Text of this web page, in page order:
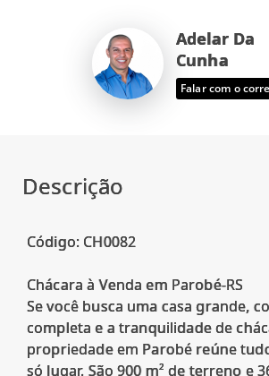
Adelar Da
Cunha
Falar com o
Descrição
Código: CH0082
Chácara à Venda em Parobé-RS
Se você busca uma casa grande,
completa e a tranquilidade de
propriedade em Parobé reúne
só lugar. São 900 m² de terreno e